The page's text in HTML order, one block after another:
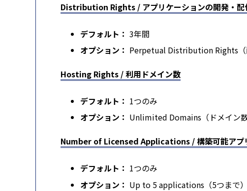
Distribution Rights / アプリケーションの開発・配
デフォルト： 3年間
オプション： Perpetual Distribution Rights（
Hosting Rights / 利用ドメイン数
デフォルト： 1つのみ
オプション： Unlimited Domains（ドメイン数
Number of Licensed Applications / 構築可能アプ
デフォルト： 1つのみ
オプション： Up to 5 applications（5つまで）